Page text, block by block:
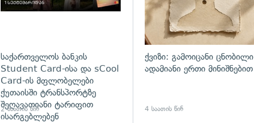
საქართველოს ბანკის
Student Card-ისა და sCool
Card-ის მფლობელები
ქუთაისში ტრანსპორტზე
შეღავათიანი ტარიფით
ისარგებლებენ
2 საათის წინ
ქვიზი: გამოიცანი ცნობილი
ადამიანი ერთი მინიშნებით
4 საათის წინ